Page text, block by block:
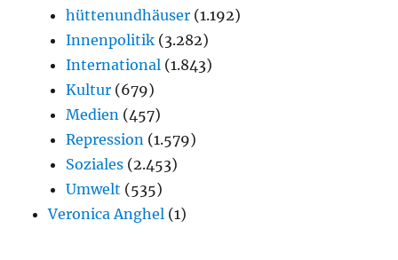
hüttenundhäuser (1.192)
Innenpolitik (3.282)
International (1.843)
Kultur (679)
Medien (457)
Repression (1.579)
Soziales (2.453)
Umwelt (535)
Veronica Anghel (1)